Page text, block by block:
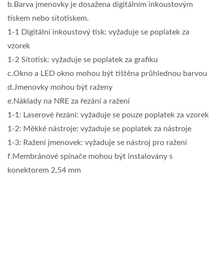
b.Barva jmenovky je dosažena digitálním inkoustovým
tiskem nebo sítotiskem.
1-1 Digitální inkoustový tisk: vyžaduje se poplatek za
vzorek
1-2 Sítotisk: vyžaduje se poplatek za grafiku
c.Okno a LED okno mohou být tištěna průhlednou barvou
d.Jmenovky mohou být raženy
e.Náklady na NRE za řezání a ražení
1-1: Laserové řezání: vyžaduje se pouze poplatek za vzorek
1-2: Měkké nástroje: vyžaduje se poplatek za nástroje
1-3: Ražení jmenovek: vyžaduje se nástroj pro ražení
f.Membránové spínače mohou být instalovány s
konektorem 2,54 mm